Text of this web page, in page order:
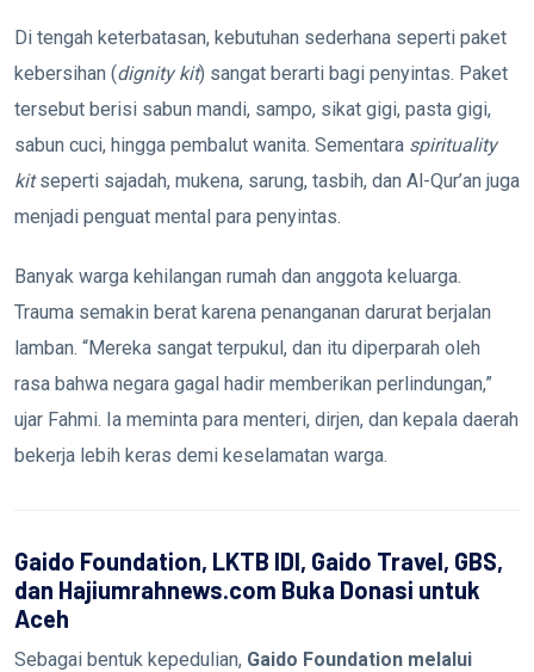
Di tengah keterbatasan, kebutuhan sederhana seperti paket
kebersihan (dignity kit) sangat berarti bagi penyintas. Paket
tersebut berisi sabun mandi, sampo, sikat gigi, pasta gigi,
sabun cuci, hingga pembalut wanita. Sementara spirituality
kitseperti sajadah, mukena, sarung, tasbih, dan Al-Qur’an juga
menjadi penguat mental para penyintas.
Banyak warga kehilangan rumah dan anggota keluarga.
Trauma semakin berat karena penanganan darurat berjalan
lamban. “Mereka sangat terpukul, dan itu diperparah oleh
rasa bahwa negara gagal hadir memberikan perlindungan,”
ujar Fahmi. Ia meminta para menteri, dirjen, dan kepala daerah
bekerja lebih keras demi keselamatan warga.
Gaido Foundation, LKTB IDI, Gaido Travel, GBS,
dan Hajiumrahnews.com Buka Donasi untuk
Aceh
Sebagai bentuk kepedulian, Gaido Foundation melalui